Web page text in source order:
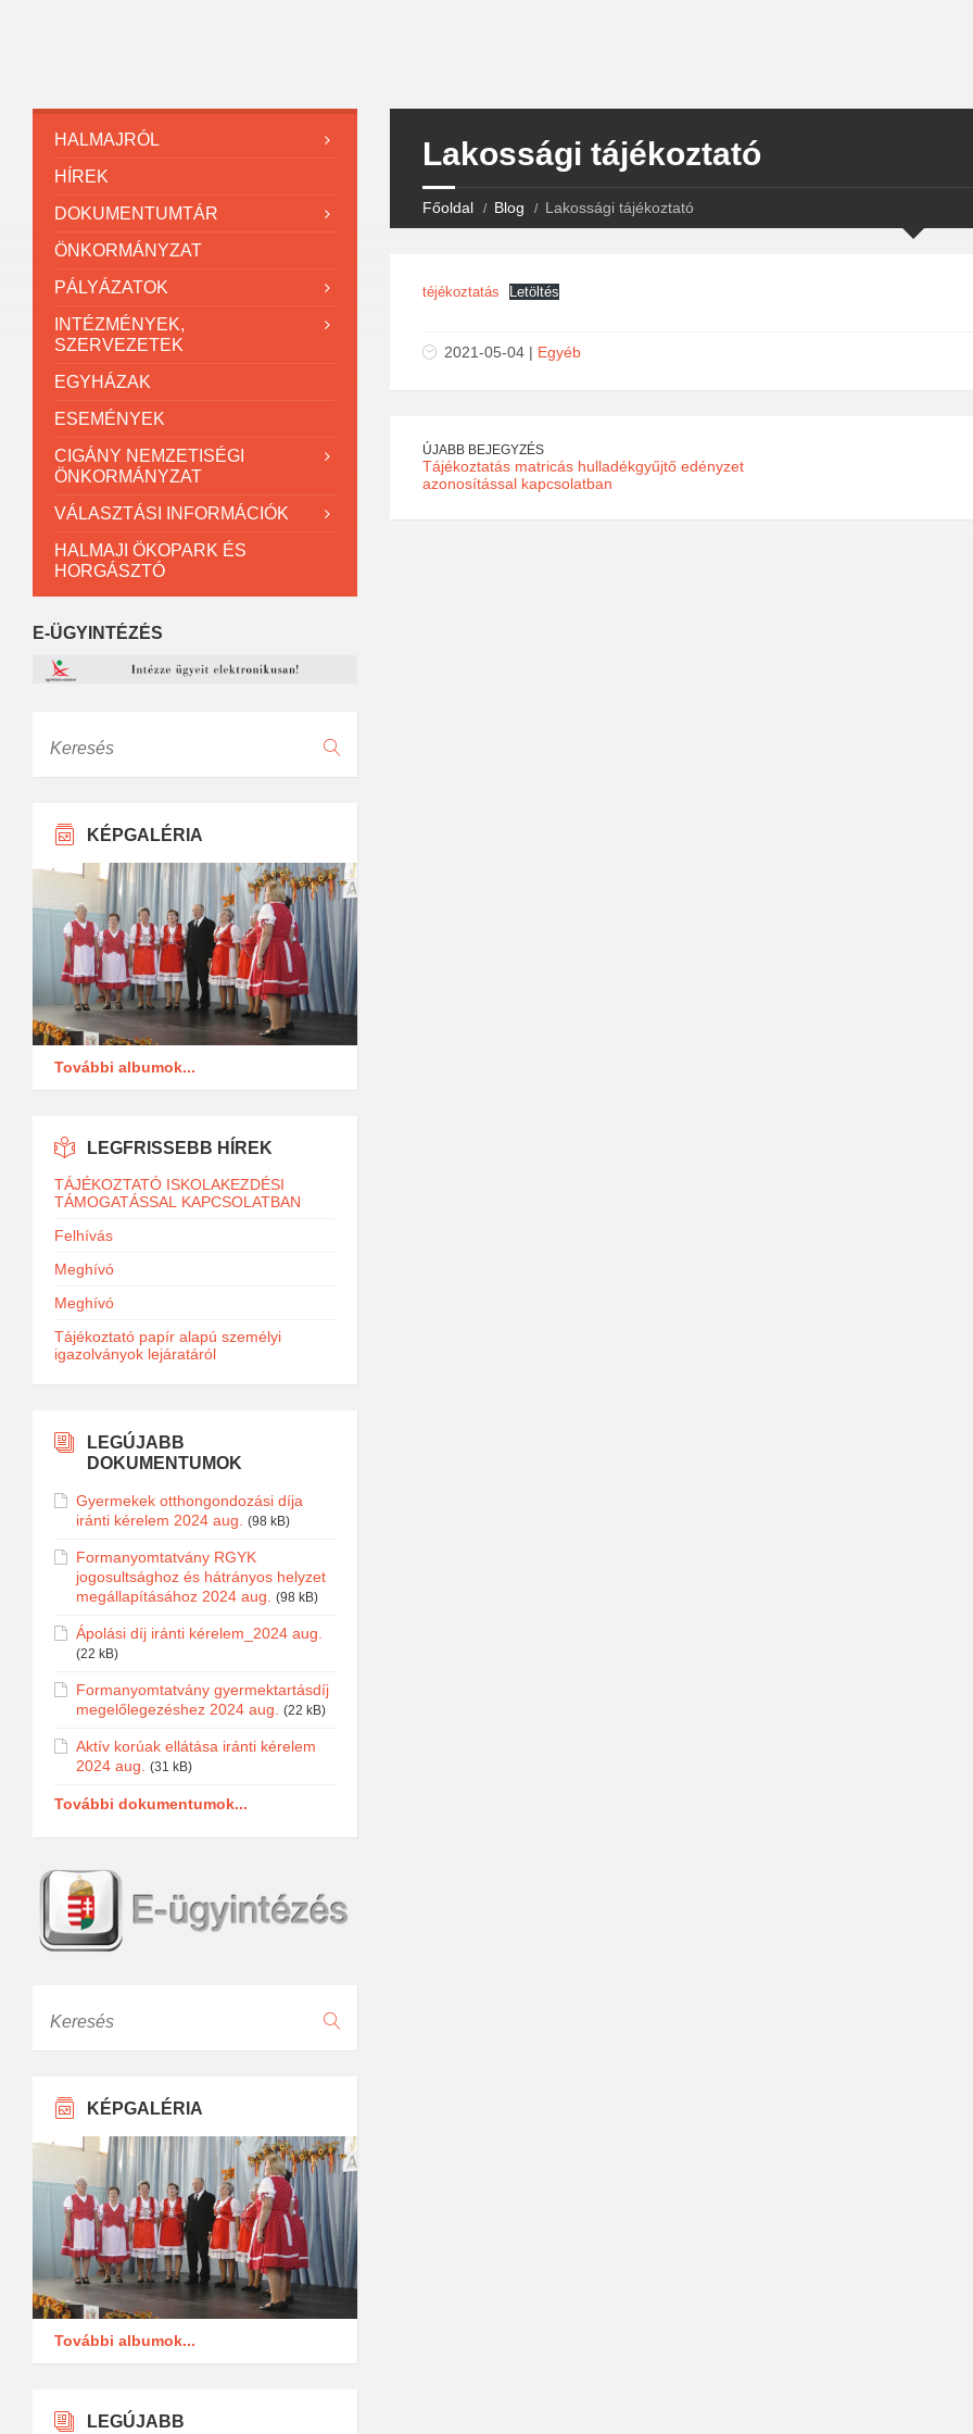
Lakossági tájékoztató
Főoldal Blog Lakossági tájékoztató
téjékoztatás Letöltés
2021-05-04 | Egyéb
ÚJABB BEJEGYZÉS
Tájékoztatás matricás hulladékgyűjtő edényzet
azonosítással kapcsolatban
HALMAJRÓL
HÍREK
DOKUMENTUMTÁR
ÖNKORMÁNYZAT
PÁLYÁZATOK
INTÉZMÉNYEK,
SZERVEZETEK
EGYHÁZAK
ESEMÉNYEK
CIGÁNY NEMZETISÉGI
ÖNKORMÁNYZAT
VÁLASZTÁSI INFORMÁCIÓK
HALMAJI ÖKOPARK ÉS
HORGÁSZTÓ
E-ÜGYINTÉZÉS
KÉPGALÉRIA
További albumok...
LEGFRISSEBB HÍREK
TÁJÉKOZTATÓ ISKOLAKEZDÉSI
TÁMOGATÁSSAL KAPCSOLATBAN
Felhívás
Meghívó
Meghívó
Tájékoztató papír alapú személyi
igazolványok lejáratáról
LEGÚJABB
DOKUMENTUMOK
Gyermekek otthongondozási díja
iránti kérelem 2024 aug.
(98 kB)
Formanyomtatvány RGYK
jogosultsághoz és hátrányos helyzet
megállapításához 2024 aug.
(98 kB)
Ápolási díj iránti kérelem_2024 aug.
(22 kB)
Formanyomtatvány gyermektartásdíj
megelőlegezéshez 2024 aug.
(22 kB)
Aktív korúak ellátása iránti kérelem
2024 aug.
(31 kB)
További dokumentumok...
KÉPGALÉRIA
További albumok...
LEGÚJABB